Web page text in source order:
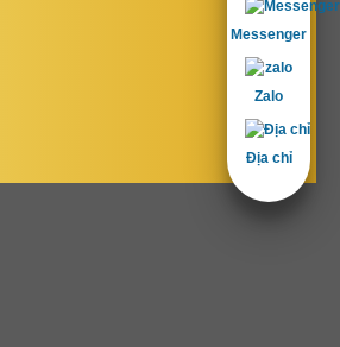
Messenger
Zalo
Địa chỉ